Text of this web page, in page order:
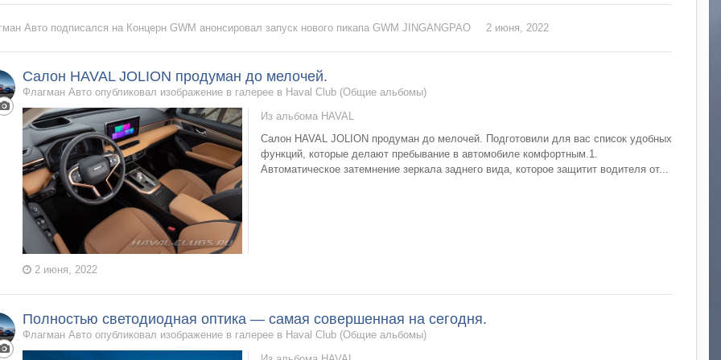
Авто подписался на Концерн GWM анонсировал запуск нового пикапа GWM JINGANGPAO 2 июня, 2022
Салон HAVAL JOLION продуман до мелочей.
Флагман Авто опубликовал изображение в галерее в Haval Club (Общие альбомы)
Из альбома HAVAL
Салон HAVAL JOLION продуман до мелочей. Подготовили для вас список удобных
функций, которые делают пребывание в автомобиле комфортным.1.
Автоматическое затемнение зеркала заднего вида, которое защитит водителя от...
2 июня, 2022
Полностью светодиодная оптика — самая совершенная на сегодня.
Флагман Авто опубликовал изображение в галерее в Haval Club (Общие альбомы)